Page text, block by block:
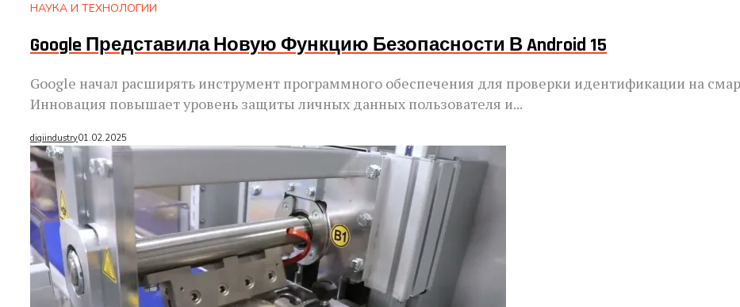
НАУКА И ТЕХНОЛОГИИ
Google Представила Новую Функцию Безопасности В Android 15
Google начал расширять инструмент программного обеспечения для проверки идентификации на
Инновация повышает уровень защиты личных данных пользователя и...
digiindustry01.02.2025